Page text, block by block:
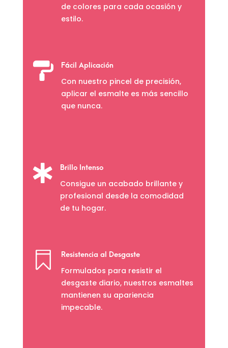
de colores para cada ocasión y
estilo.
 Fácil Aplicación
Con nuestro pincel de precisión,
aplicar el esmalte es más sencillo
que nunca.
 Brillo Intenso
Consigue un acabado brillante y
profesional desde la comodidad
de tu hogar.
 Resistencia al Desgaste
Formulados para resistir el
desgaste diario, nuestros esmaltes
mantienen su apariencia
impecable.